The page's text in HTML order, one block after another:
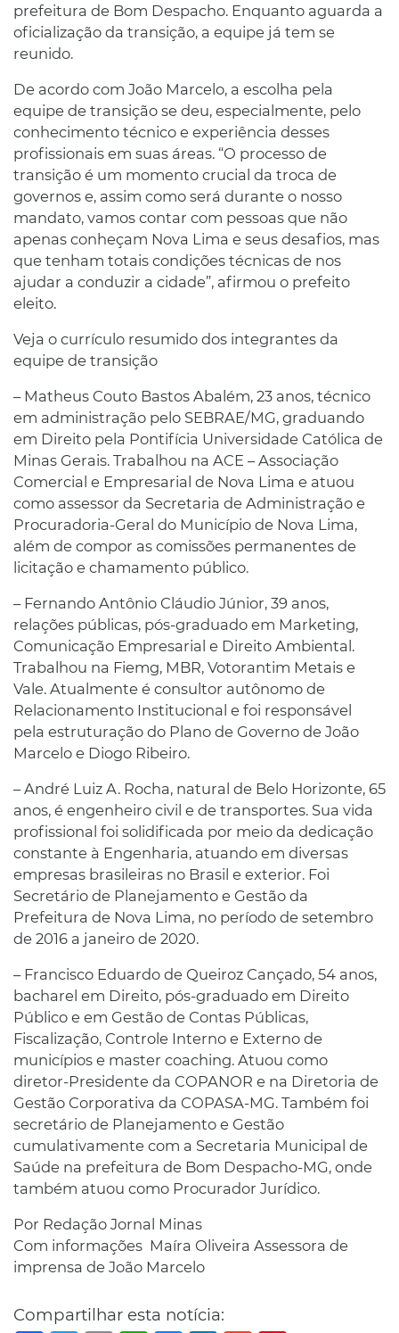
prefeitura de Bom Despacho. Enquanto aguarda a
oficialização da transição, a equipe já tem se
reunido.
De acordo com João Marcelo, a escolha pela
equipe de transição se deu, especialmente, pelo
conhecimento técnico e experiência desses
profissionais em suas áreas. “O processo de
transição é um momento crucial da troca de
governos e, assim como será durante o nosso
mandato, vamos contar com pessoas que não
apenas conheçam Nova Lima e seus desafios, mas
que tenham totais condições técnicas de nos
ajudar a conduzir a cidade”, afirmou o prefeito
eleito.
Veja o currículo resumido dos integrantes da
equipe de transição
– Matheus Couto Bastos Abalém, 23 anos, técnico
em administração pelo SEBRAE/MG, graduando
em Direito pela Pontifícia Universidade Católica de
Minas Gerais. Trabalhou na ACE – Associação
Comercial e Empresarial de Nova Lima e atuou
como assessor da Secretaria de Administração e
Procuradoria-Geral do Município de Nova Lima,
além de compor as comissões permanentes de
licitação e chamamento público.
– Fernando Antônio Cláudio Júnior, 39 anos,
relações públicas, pós-graduado em Marketing,
Comunicação Empresarial e Direito Ambiental.
Trabalhou na Fiemg, MBR, Votorantim Metais e
Vale. Atualmente é consultor autônomo de
Relacionamento Institucional e foi responsável
pela estruturação do Plano de Governo de João
Marcelo e Diogo Ribeiro.
– André Luiz A. Rocha, natural de Belo Horizonte, 65
anos, é engenheiro civil e de transportes. Sua vida
profissional foi solidificada por meio da dedicação
constante à Engenharia, atuando em diversas
empresas brasileiras no Brasil e exterior. Foi
Secretário de Planejamento e Gestão da
Prefeitura de Nova Lima, no período de setembro
de 2016 a janeiro de 2020.
– Francisco Eduardo de Queiroz Cançado, 54 anos,
bacharel em Direito, pós-graduado em Direito
Público e em Gestão de Contas Públicas,
Fiscalização, Controle Interno e Externo de
municípios e master coaching. Atuou como
diretor-Presidente da COPANOR e na Diretoria de
Gestão Corporativa da COPASA-MG. Também foi
secretário de Planejamento e Gestão
cumulativamente com a Secretaria Municipal de
Saúde na prefeitura de Bom Despacho-MG, onde
também atuou como Procurador Jurídico.
Por Redação Jornal Minas
Com informações Maíra Oliveira Assessora de
imprensa de João Marcelo
Compartilhar esta notícia: